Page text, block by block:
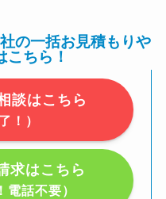
の一括お見積もりや
こちら！
談はこちら
！）
求はこちら
電話不要）